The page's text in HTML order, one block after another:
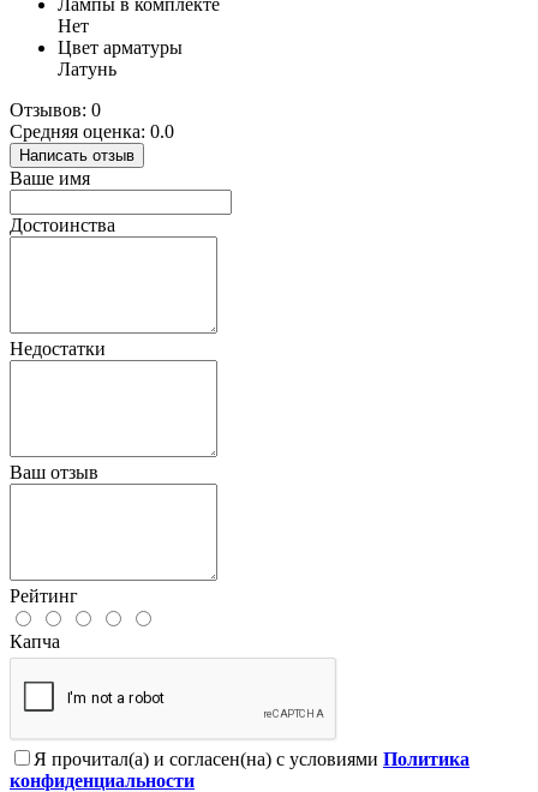
Лампы в комплекте
Нет
Цвет арматуры
Латунь
Отзывов: 0
Средняя оценка: 0.0
Написать отзыв
Ваше имя
Достоинства
Недостатки
Ваш отзыв
Рейтинг
Капча
Я прочитал(а) и согласен(на) с условиями Политика
конфиденциальности